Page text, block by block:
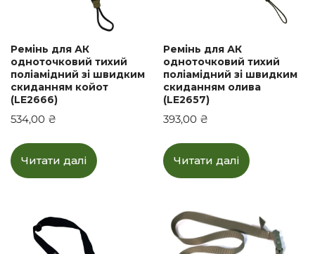
Ремінь для АК
одноточковий тихий
поліамідний зі швидким
скиданням койот
(LE2666)
534,00 ₴
Читати далі
Ремінь для АК
одноточковий тихий
поліамідний зі швидким
скиданням олива
(LE2657)
393,00 ₴
Читати далі